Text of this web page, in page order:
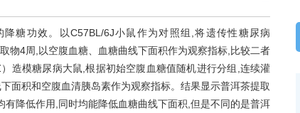
糖功效。以C57BL/6J小鼠作为对照组,将遗传性糖尿病
物4周,以空腹血糖、血糖曲线下面积作为观察指标,比较二者
造模糖尿病大鼠,根据初始空腹血糖值随机进行分组,连续灌
面积和空腹血清胰岛素作为观察指标。结果显示普洱茶提取
降低作用,同时均能降低血糖曲线下面积,但是不同的是普洱